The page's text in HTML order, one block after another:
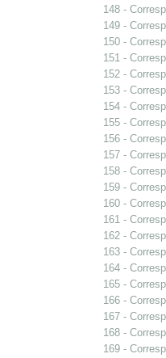
148 -
149 -
150 -
151 -
152 -
153 -
154 -
155 -
156 -
157 -
158 -
159 -
160 -
161 -
162 -
163 -
164 -
165 -
166 -
167 -
168 -
169 -